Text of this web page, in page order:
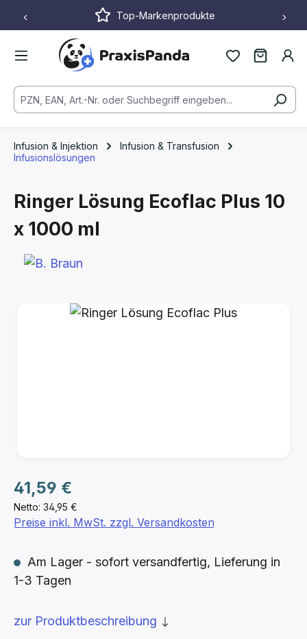
Zum Hauptinhalt springenTop-Markenprodukte
Infusion & Injektion
Infusion & Transfusion
Infusionslösungen
Ringer Lösung Ecoflac Plus 10
x 1000 ml
Bildergalerie überspringen
Netto: 34,95 €
Regulärer Preis:
41,59 €
Preise inkl. MwSt. zzgl. Versandkosten
Am Lager - sofort versandfertig, Lieferung in
1-3 Tagen
zur Produktbeschreibung